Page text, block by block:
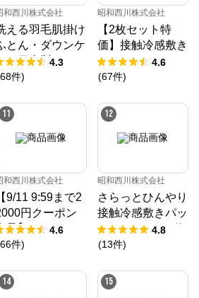
和西川株式会社
える羽毛肌掛け
とん・ダウンケ
ト日本製ドイツ
ックダウン9
ワー［CMD羽
毛］
4.3
68件)
昭和西川株式会社
【2枚セット特
価】接触冷感敷き
パッド（パッドシ
ーツ）
4.6
(67件)
11
和西川株式会社
【9/11 9:59まで2
円クーポン
呈】ムアツ マ
トレス 30年ム
《90日お試し対
象》／MuAtsu
4.6
66件)
12
昭和西川株式会社
さらっとひんやり
接触冷感敷きパッ
ド（ツヌーガ®使
用） / Cool Liv S
4.8
(13件)
14 15